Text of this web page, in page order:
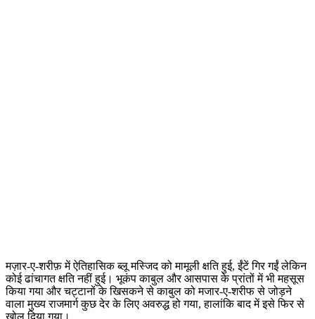
मज़ार-ए-शरीफ़ में ऐतिहासिक ब्लू मस्जिद को मामूली क्षति हुई, ईंटें गिर गईं लेकिन
कोई ढांचागत क्षति नहीं हुई। भूकंप काबुल और आसपास के प्रांतों में भी महसूस
किया गया और चट्टानों के खिसकने से काबुल को मजार-ए-शरीफ से जोड़ने
वाला मुख्य राजमार्ग कुछ देर के लिए अवरुद्ध हो गया, हालांकि बाद में इसे फिर से
खोल दिया गया।